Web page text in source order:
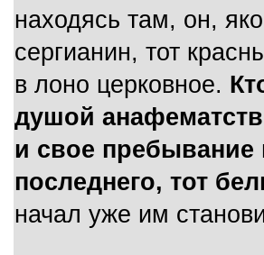
находясь там, он,
сергианин, тот
в лоно церковное.
душой
и свое пребывание
последнего, тот
начал уже им